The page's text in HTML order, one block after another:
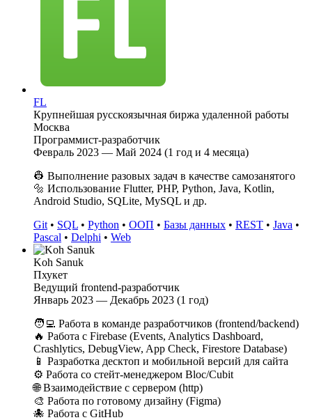
FL
Крупнейшая русскоязычная биржа удаленной работы
Москва
Программист-разработчик
Февраль 2023 — Май 2024 (1 год и 4 месяца)
👷 Выполнение разовых задач в качестве самозанятого
🔩 Использование Flutter, PHP, Python, Java, Kotlin,
Android Studio, SQLite, MySQL и др.
Git • SQL • Python • ООП • Базы данных • REST • Java •
Pascal • Delphi • Web
Koh Sanuk
Пхукет
Ведущий frontend-разработчик
Январь 2023 — Декабрь 2023 (1 год)
🧑‍💻 Работа в команде разработчиков (frontend/backend)
🔥 Работа с Firebase (Events, Analytics Dashboard,
Crashlytics, DebugView, App Check, Firestore Database)
📱 Разработка десктоп и мобильной версий для сайта
⚙️ Работа со стейт-менеджером Bloc/Cubit
🌐 Взаимодействие с сервером (http)
🎨 Работа по готовому дизайну (Figma)
🐙 Работа с GitHub